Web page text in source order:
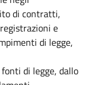
di contratti,
e
di legge,
di legge, dallo